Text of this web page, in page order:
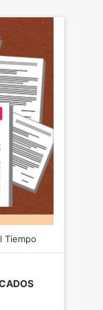
Tiempo